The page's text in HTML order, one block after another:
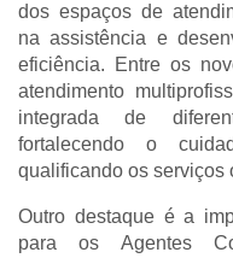
dos espaços de
na assistência e
eficiência. Entre os
atendimento
integrada de
fortalecendo o
qualificando os serviços
Outro destaque é a
para os Agentes